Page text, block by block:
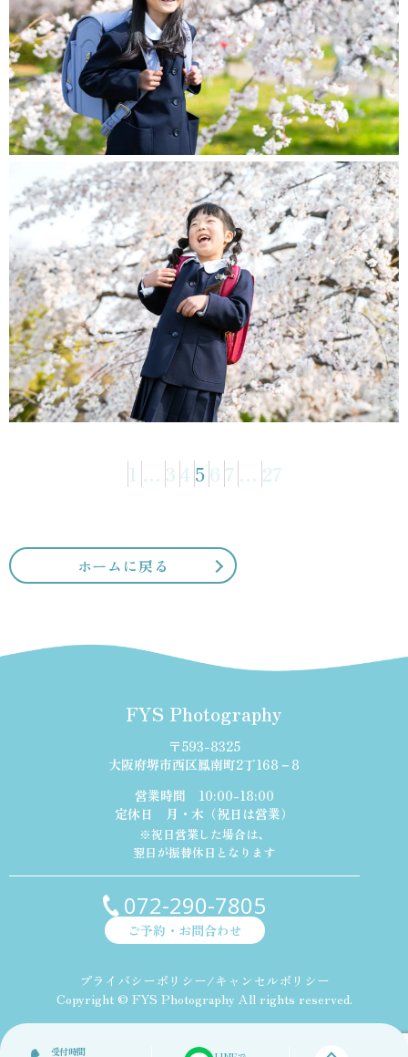
受付時間
投
稿
ペ
ー
ジ
1 … 3 4 5 6 7 … 27
ホームに戻る
FYS Photography
〒593-8325
大阪府堺市西区鳳南町2丁168－8
営業時間 10:00-18:00
定休日 月・木（祝日は営業）
※祝日営業した場合は、
翌日が振替休日となります
072-290-7805
ご予約・お問合わせ
プライバシーポリシー/キャンセルポリシー
Copyright © FYS Photography All rights reserved.